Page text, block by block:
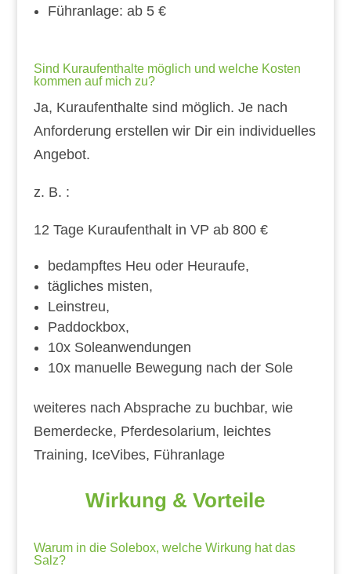
Führanlage: ab 5 €
Sind Kuraufenthalte möglich und welche Kosten
kommen auf mich zu?
Ja, Kuraufenthalte sind möglich. Je nach
Anforderung erstellen wir Dir ein individuelles
Angebot.
z. B. :
12 Tage Kuraufenthalt in VP ab 800 €
bedampftes Heu oder Heuraufe,
tägliches misten,
Leinstreu,
Paddockbox,
10x Soleanwendungen
10x manuelle Bewegung nach der Sole
weiteres nach Absprache zu buchbar, wie
Bemerdecke, Pferdesolarium, leichtes
Training, IceVibes, Führanlage
Wirkung & Vorteile
Warum in die Solebox, welche Wirkung hat das
Salz?